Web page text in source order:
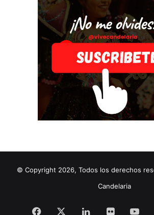
© Copyright 2026, Todos los derechos
Candelaria
Facebook LinkedInFlickr